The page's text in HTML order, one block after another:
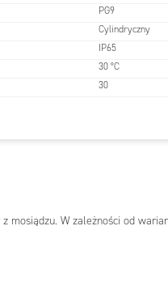
PG9
Cylindryczny
IP65
30 °C
30
mosiądzu. W zależności od